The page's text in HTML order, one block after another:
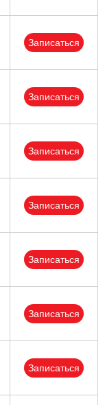
Записаться
Записаться
Записаться
Записаться
Записаться
Записаться
Записаться